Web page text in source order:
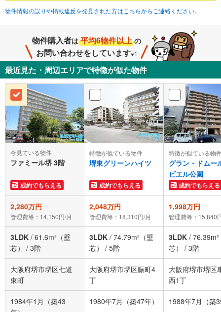
物件情報の誤りや掲載違反を発見された方はこちらからご連絡ください。
物件購入者は 平均6物件以上 の
お問い合わせをしています※1
最近見た・周辺エリアで特徴が似た物件
今見ている物件
ファミール堺 3階
成約でもらえる
特徴が似ている物件
堺東グリーンハイツ
成約でもらえる
特徴が似ている物
グラン・ドムー
ビエル公園
成約でもらえる
2,280万円
管理費等：14,150円/月
2,048万円
管理費等：18,310円/月
1,998万円
管理費等：15,840
3LDK / 61.6m²（壁
芯）
/ 3階
3LDK / 74.79m²（壁
芯）
/ 5階
3LDK /
芯）
/ 3階
大阪府堺市堺区七道
東町
大阪府堺市堺区賑町4
丁
大阪府堺市堺区
西1丁
1984年1月（築43
1980年7月（築47年） 1988年7月（築